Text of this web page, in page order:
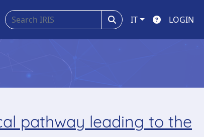
IT LOGIN
pathway leading to the